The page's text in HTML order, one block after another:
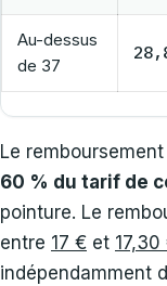
Au-dessus
de 37
Le
60 % du tarif de
pointure. Le
entre 17 € et 17,30
indépendamment